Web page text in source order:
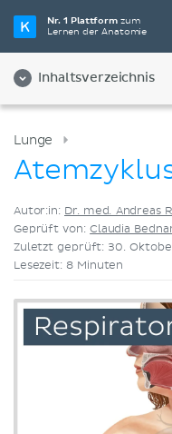
Nr. 1 Plattformzum
Lernen der Anatomie
Inhaltsverzeichnis
Wähle die
Videos
Lunge
Autor:in: Dr. med. Andreas
Geprüft von:Claudia
Zuletzt geprüft: 30.
Lesezeit: 8 Minuten